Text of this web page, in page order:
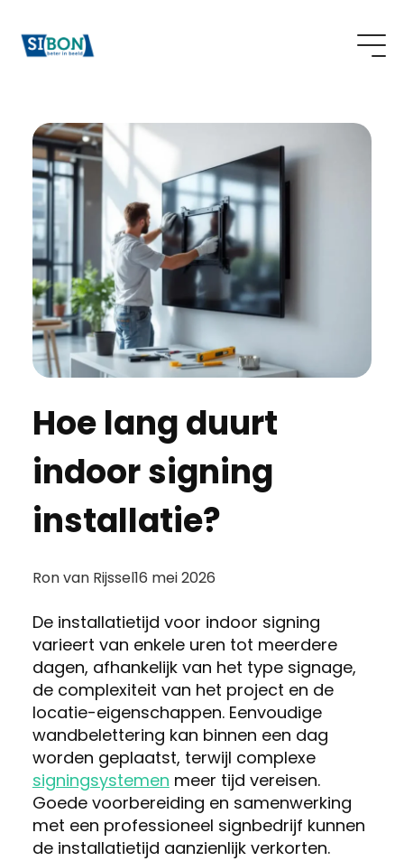
Hoe lang duurt
indoor signing
installatie?
Posted
Ron van Rijssel16 mei 2026
De installatietijd voor indoor signing
varieert van enkele uren tot meerdere
dagen, afhankelijk van het type signage,
de complexiteit van het project en de
locatie-eigenschappen. Eenvoudige
wandbelettering kan binnen een dag
worden geplaatst, terwijl complexe
signingsystemen meer tijd vereisen.
Goede voorbereiding en samenwerking
met een professioneel signbedrijf kunnen
de installatietijd aanzienlijk verkorten.